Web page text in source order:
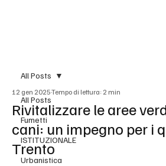
All Posts
Fumetti
ISTITUZIONALE
Urbanistica
All Posts
Rivitalizzare le aree
cani: un impegno per i
Trento
12 gen 2025Tempo di lettura: 2 min